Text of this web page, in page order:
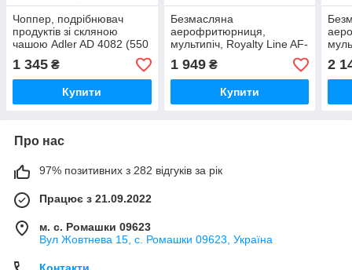
Чоппер, подрібнювач
продуктів зі скляною
чашою Adler AD 4082 (550
Вт, 4 леза, 1.2 л чаша)
1 345 ₴
Купити
Безмасляна
аерофритюрниця,
мультипіч, Royalty Line AF-
1000.643.18.SB (2200 Вт,
чаша 3 л, таймер 30хв)
1 949₴
Купити
AD
л,
2
Про нас
97% позитивних з 282 відгуків за рік
Працює з 21.09.2022
м. с. Ромашки 09623
Вул Жовтнева 15, с. Ромашки 09623, Україна